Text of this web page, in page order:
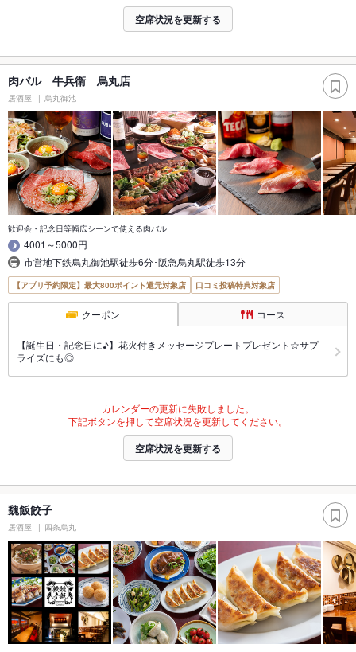
空席状況を更新する
肉バル 牛兵衛 烏丸店
居酒屋 烏丸御池
歓迎会・記念日等幅広シーンで使える肉バル
4001～5000円
市営地下鉄烏丸御池駅徒歩6分･阪急烏丸駅徒歩13分
【アプリ予約限定】最大800ポイント還元対象店 口コミ投稿特典対象店
クーポン コース
【誕生日・記念日に♪】花火付きメッセージプレートプレゼント☆サプ
ライズにも◎
カレンダーの更新に失敗しました。
下記ボタンを押して空席状況を更新してください。
空席状況を更新する
魏飯餃子
居酒屋 四条烏丸